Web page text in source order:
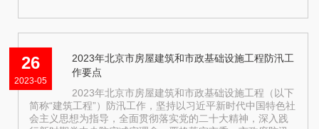
26
2023-05
2023年北京市房屋建筑和市政基础设施工程防汛工
作要点
2023年北京市房屋建筑和市政基础设施工程（以下
简称“建筑工程”）防汛工作，坚持以习近平新时代中国特色社
会主义思想为指导，全面贯彻落实党的二十大精神，深入践